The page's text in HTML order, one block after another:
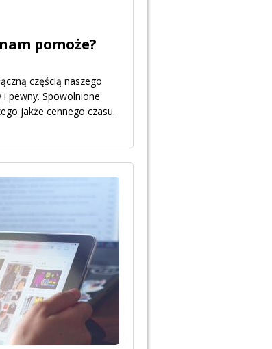
pomoże?
częścią naszego
i pewny. Spowolnione
jakże cennego czasu.